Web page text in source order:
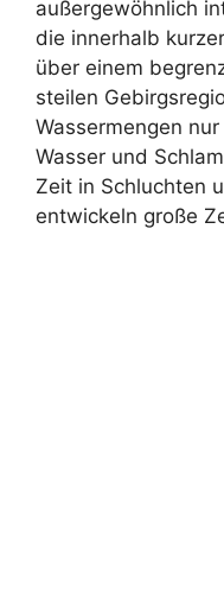
außergewöhnlich
die innerhalb
über einem
steilen
Wassermengen
Wasser und
Zeit in Schluchten
entwickeln große